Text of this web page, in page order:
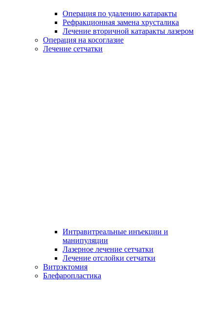
Операция по удалению катаракты
Рефракционная замена хрусталика
Лечение вторичной катаракты лазером
Операция на косоглазие
Лечение сетчатки
Интравитреальные инъекции и
манипуляции
Лазерное лечение сетчатки
Лечение отслойки сетчатки
Витрэктомия
Блефаропластика